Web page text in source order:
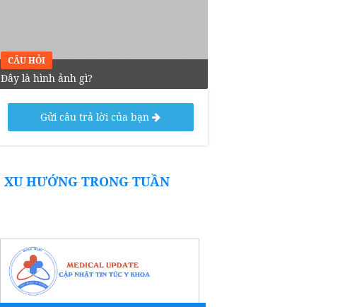
CÂU HỎI
Đây là hình ảnh gì?
Gửi câu trả lời của bạn
XU HƯỚNG TRONG TUẦN